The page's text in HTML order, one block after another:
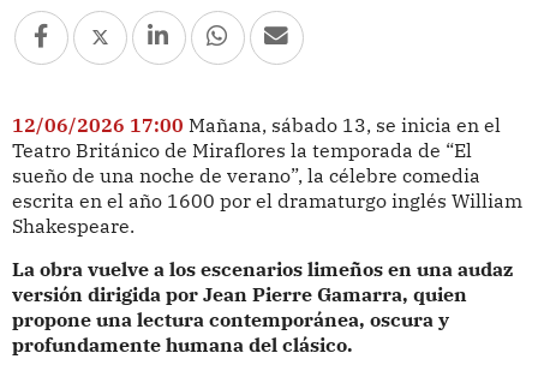
12/06/2026 17:00 Mañana, sábado 13, se inicia en el
Teatro Británico de Miraflores la temporada de “El
sueño de una noche de verano”, la célebre comedia
escrita en el año 1600 por el dramaturgo inglés William
Shakespeare.
La obra vuelve a los escenarios limeños en una audaz
versión dirigida por Jean Pierre Gamarra, quien
propone una lectura contemporánea, oscura y
profundamente humana del clásico.